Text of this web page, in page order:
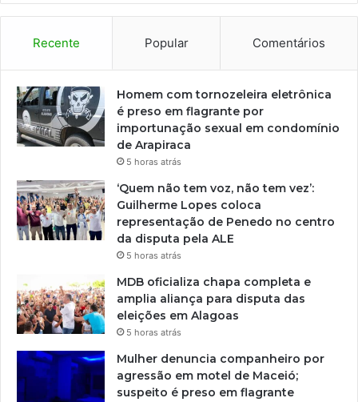
Recente Popular Comentários
Homem com tornozeleira eletrônica
é preso em flagrante por
importunação sexual em condomínio
de Arapiraca
5 horas atrás
‘Quem não tem voz, não tem vez’:
Guilherme Lopes coloca
representação de Penedo no centro
da disputa pela ALE
5 horas atrás
MDB oficializa chapa completa e
amplia aliança para disputa das
eleições em Alagoas
5 horas atrás
Mulher denuncia companheiro por
agressão em motel de Maceió;
suspeito é preso em flagrante